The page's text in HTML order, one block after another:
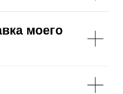
моего